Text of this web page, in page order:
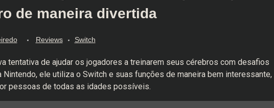
de maneira divertida
Reviews Switch
tentativa de ajudar os jogadores a treinarem seus cérebros com desafios
ele utiliza o Switch e suas funções de maneira bem interessante,
pessoas de todas as idades possíveis.